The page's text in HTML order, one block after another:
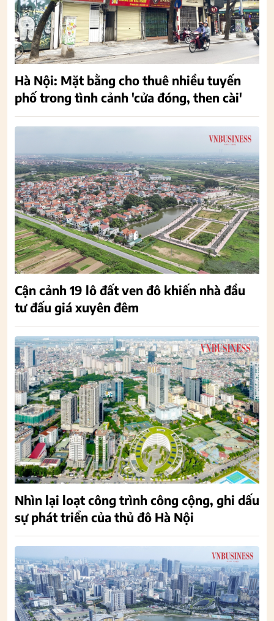
Hà Nội: Mặt bằng cho thuê nhiều tuyến
phố trong tình cảnh 'cửa đóng, then cài'
Cận cảnh 19 lô đất ven đô khiến nhà đầu
tư đấu giá xuyên đêm
Nhìn lại loạt công trình công cộng, ghi dấu
sự phát triển của thủ đô Hà Nội